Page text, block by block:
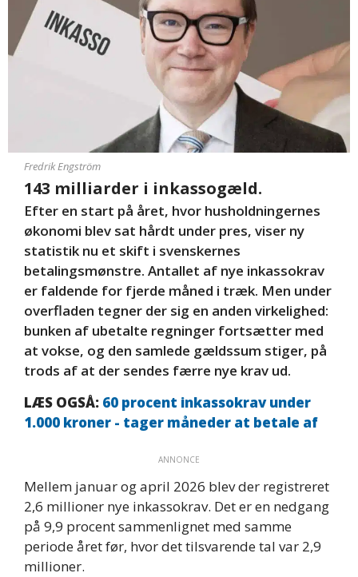
Fredrik Engström
143 milliarder i inkassogæld.
Efter en start på året, hvor husholdningernes
økonomi blev sat hårdt under pres, viser ny
statistik nu et skift i svenskernes
betalingsmønstre. Antallet af nye inkassokrav
er faldende for fjerde måned i træk. Men under
overfladen tegner der sig en anden virkelighed:
bunken af ubetalte regninger fortsætter med
at vokse, og den samlede gældssum stiger, på
trods af at der sendes færre nye krav ud.
LÆS OGSÅ: 60 procent inkassokrav under
1.000 kroner - tager måneder at betale af
ANNONCE
Mellem januar og april 2026 blev der registreret
2,6 millioner nye inkassokrav. Det er en nedgang
på 9,9 procent sammenlignet med samme
periode året før, hvor det tilsvarende tal var 2,9
millioner.